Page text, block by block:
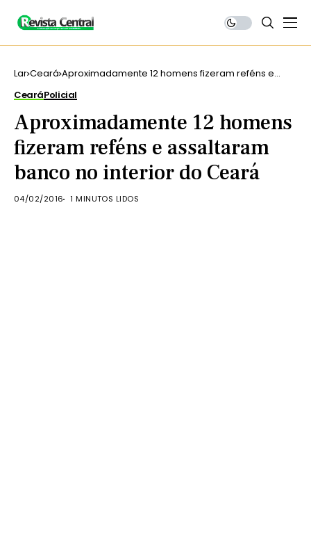
Lar Ceará Aproximadamente 12 homens fizeram reféns e
CearáPolicial
Aproximadamente 12 homens
fizeram reféns e assaltaram
banco no interior do Ceará
04/02/2016 1 MINUTOS LIDOS